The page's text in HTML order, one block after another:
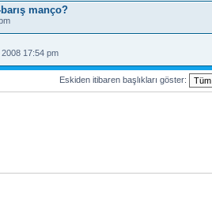
manço?
17:54 pm
Eskiden itibaren başlıkları göster: